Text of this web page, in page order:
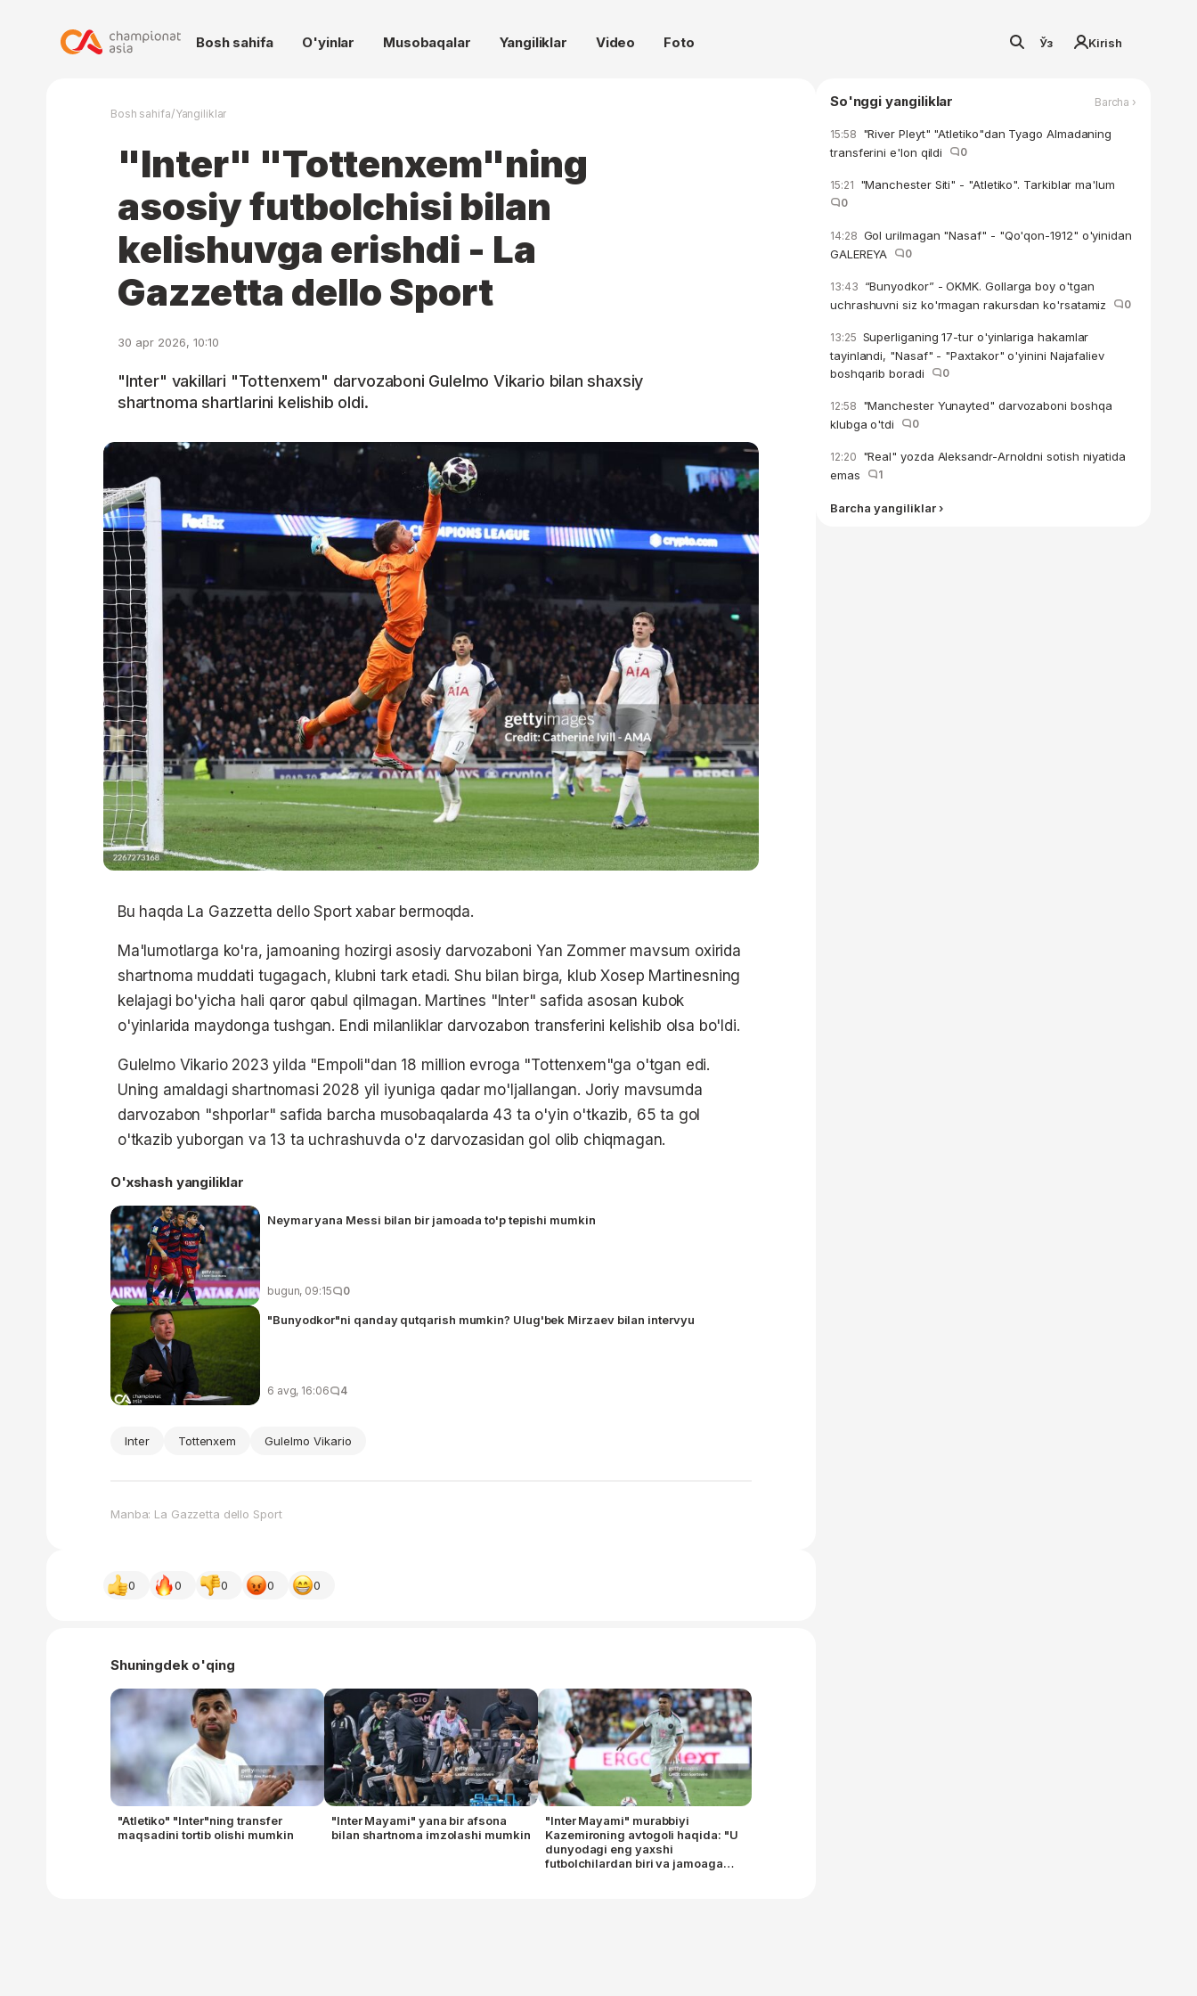
Bosh sahifa O'yinlar Musobaqalar Yangiliklar Video Foto Ўз Kirish
Bosh sahifa/Yangiliklar
"Inter" "Tottenxem"ning
asosiy futbolchisi bilan
kelishuvga erishdi - La
Gazzetta dello Sport
30 apr 2026, 10:10
"Inter" vakillari "Tottenxem" darvozaboni Gulelmo Vikario bilan shaxsiy
shartnoma shartlarini kelishib oldi.
Bu haqda La Gazzetta dello Sport xabar bermoqda.
Ma'lumotlarga ko'ra, jamoaning hozirgi asosiy darvozaboni Yan Zommer mavsum oxirida
shartnoma muddati tugagach, klubni tark etadi. Shu bilan birga, klub Xosep Martinesning
kelajagi bo'yicha hali qaror qabul qilmagan. Martines "Inter" safida asosan kubok
o'yinlarida maydonga tushgan. Endi milanliklar darvozabon transferini kelishib olsa bo'ldi.
Gulelmo Vikario 2023 yilda "Empoli"dan 18 million evroga "Tottenxem"ga o'tgan edi.
Uning amaldagi shartnomasi 2028 yil iyuniga qadar mo'ljallangan. Joriy mavsumda
darvozabon "shporlar" safida barcha musobaqalarda 43 ta o'yin o'tkazib, 65 ta gol
o'tkazib yuborgan va 13 ta uchrashuvda o'z darvozasidan gol olib chiqmagan.
O'xshash yangiliklar
Neymar yana Messi bilan bir jamoada to'p tepishi mumkin
bugun, 09:15 0
"Bunyodkor"ni qanday qutqarish mumkin? Ulug'bek Mirzaev bilan intervyu
6 avg, 16:06 4
Inter Tottenxem Gulelmo Vikario
Manba: La Gazzetta dello Sport
0 0 0 0 0
Shuningdek o'qing
"Atletiko" "Inter"ning transfer
maqsadini tortib olishi mumkin
"Inter Mayami" yana bir afsona
bilan shartnoma imzolashi mumkin
"Inter Mayami" murabbiyi
Kazemironing avtogoli haqida: "U
dunyodagi eng yaxshi
futbolchilardan biri va jamoaga
So'nggi yangiliklar Barcha ›
15:58 "River Pleyt" "Atletiko"dan Tyago Almadaning
transferini e'lon qildi
0
15:21 "Manchester Siti" - "Atletiko". Tarkiblar ma'lum
0
14:28 Gol urilmagan "Nasaf" - "Qo'qon-1912" o'yinidan
GALEREYA
0
13:43 “Bunyodkor” - OKMK. Gollarga boy o'tgan
uchrashuvni siz ko'rmagan rakursdan ko'rsatamiz
0
13:25 Superliganing 17-tur o'yinlariga hakamlar
tayinlandi, "Nasaf" - "Paxtakor" o'yinini Najafaliev
boshqarib boradi
0
12:58 "Manchester Yunayted" darvozaboni boshqa
klubga o'tdi
0
12:20 "Real" yozda Aleksandr-Arnoldni sotish niyatida
emas
1
Barcha yangiliklar ›